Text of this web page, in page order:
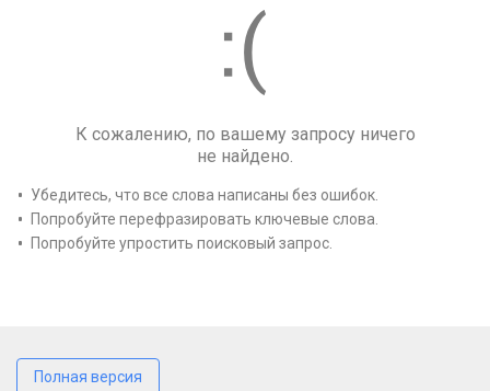
К сожалению, по вашему запросу ничего
не найдено.
Убедитесь, что все слова написаны без ошибок.
Попробуйте перефразировать ключевые слова.
Попробуйте упростить поисковый запрос.
Полная версия